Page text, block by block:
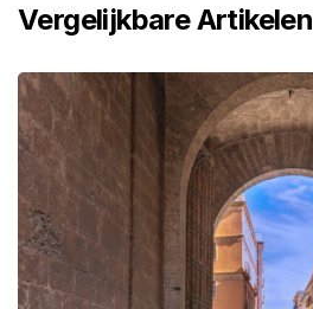
Vergelijkbare Artikelen